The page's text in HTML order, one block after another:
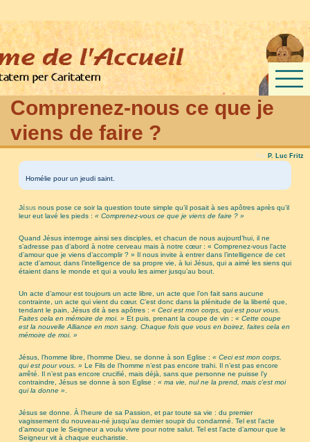
Comprenez-nous ce que je
viens de faire ?
Par P. Luc Fritz
Homélie pour un jeudi saint.
Jésusnous pose ce soir la question toute simple qu’il posait à ses apôtres après qu’il
leur eut lavé les pieds : « Comprenez-vous ce que je viens de faire ? »
Quand Jésus interroge ainsi ses disciples, et chacun de nous aujourd’hui, il ne
s’adresse pas d’abord à notre cerveau mais à notre cœur : « Comprenez-vous l’acte
d’amour que je viens d’accomplir ? » Il nous invite à entrer dans l’intelligence de cet
acte d’amour, dans l’intelligence de sa propre vie, à lui Jésus, qui a aimé les siens qui
étaient dans le monde et qui a voulu les aimer jusqu’au bout.
Un acte d’amour est toujours un acte libre, un acte que l’on fait sans aucune
contrainte, un acte qui vient du cœur. C’est donc dans la plénitude de la liberté que,
tendant le pain, Jésus dit à ses apôtres : « Ceci est mon corps, qui est pour vous.
Faites cela en mémoire de moi. » Et puis, prenant la coupe de vin : « Cette coupe
est la nouvelle Alliance en mon sang. Chaque fois que vous en boirez, faites cela en
mémoire de moi. »
Jésus, l’homme libre, l’homme Dieu, se donne à son Eglise : « Ceci est mon corps,
qui est pour vous. » Le Fils de l’homme n’est pas encore trahi. Il n’est pas encore
arrêté. Il n’est pas encore crucifié, mais déjà, sans que personne ne puisse l’y
contraindre, Jésus se donne à son Eglise : « ma vie, nul ne la prend, mais c’est moi
qui la donne »
Jésus se donne. À l’heure de sa Passion, et par toute sa vie : du premier
vagissement du nouveau-né jusqu’au dernier soupir du condamné. Tel est l’acte
d’amour que le Seigneur a voulu vivre pour notre salut. Tel est l’acte d’amour que le
Seigneur vit à chaque eucharistie.